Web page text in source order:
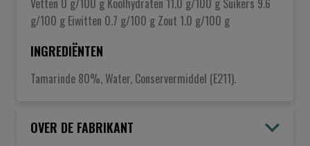
Vetten 0 g/100 g Koolhydraten 11.0 g/100 g Suikers 9.6
g/100 g Eiwitten 0.7 g/100 g Zout 1.0 g/100 g
INGREDIËNTEN
Tamarinde 80%, Water, Conservermiddel (E211).
OVER DE FABRIKANT